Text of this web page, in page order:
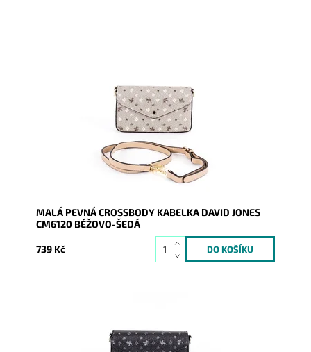
výrazným originálním vzorováním v krásné béžovo-
Skladem
9366
David Jones Paris
2 roky
MALÁ PEVNÁ CROSSBODY KABELKA DAVID JONES
CM6120 BÉŽOVO-ŠEDÁ
739 Kč
výrazným originálním vzorováním v klasické černé